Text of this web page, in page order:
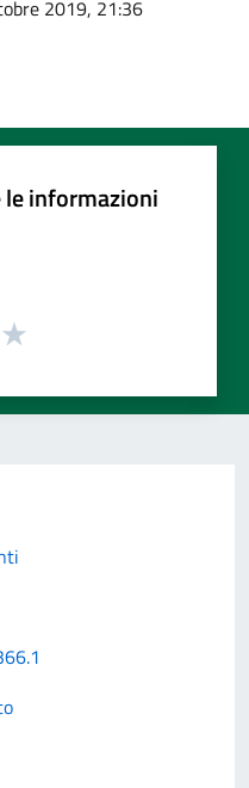
2019, 21:36
le informazioni